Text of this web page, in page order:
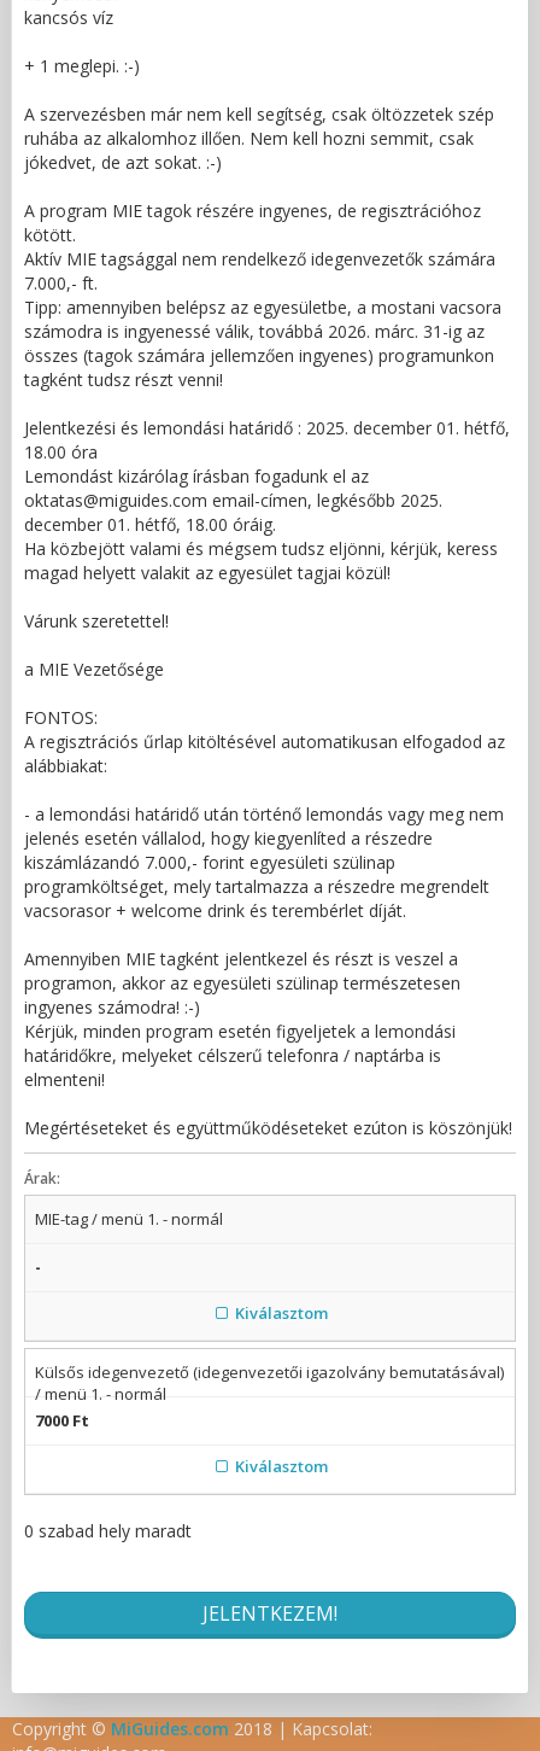
kancsós víz
+ 1 meglepi. :-)
A szervezésben már nem kell segítség, csak öltözzetek szép
ruhába az alkalomhoz illően. Nem kell hozni semmit, csak
jókedvet, de azt sokat. :-)
A program MIE tagok részére ingyenes, de regisztrációhoz
kötött.
Aktív MIE tagsággal nem rendelkező idegenvezetők számára
7.000,- ft.
Tipp: amennyiben belépsz az egyesületbe, a mostani vacsora
számodra is ingyenessé válik, továbbá 2026. márc. 31-ig az
összes (tagok számára jellemzően ingyenes) programunkon
tagként tudsz részt venni!
Jelentkezési és lemondási határidő : 2025. december 01. hétfő,
18.00 óra
Lemondást kizárólag írásban fogadunk el az
oktatas@miguides.com email-címen, legkésőbb 2025.
december 01. hétfő, 18.00 óráig.
Ha közbejött valami és mégsem tudsz eljönni, kérjük, keress
magad helyett valakit az egyesület tagjai közül!
Várunk szeretettel!
a MIE Vezetősége
FONTOS:
A regisztrációs űrlap kitöltésével automatikusan elfogadod az
alábbiakat:
- a lemondási határidő után történő lemondás vagy meg nem
jelenés esetén vállalod, hogy kiegyenlíted a részedre
kiszámlázandó 7.000,- forint egyesületi szülinap
programköltséget, mely tartalmazza a részedre megrendelt
vacsorasor + welcome drink és terembérlet díját.
Amennyiben MIE tagként jelentkezel és részt is veszel a
programon, akkor az egyesületi szülinap természetesen
ingyenes számodra! :-)
Kérjük, minden program esetén figyeljetek a lemondási
határidőkre, melyeket célszerű telefonra / naptárba is
elmenteni!
Megértéseteket és együttműködéseteket ezúton is köszönjük!
Árak:
MIE-tag / menü 1. - normál
-
Kiválasztom
Külsős idegenvezető (idegenvezetői igazolvány bemutatásával)
/ menü 1. - normál
7000 Ft
Kiválasztom
0 szabad hely maradt
Copyright © MiGuides.com 2018 | Kapcsolat: